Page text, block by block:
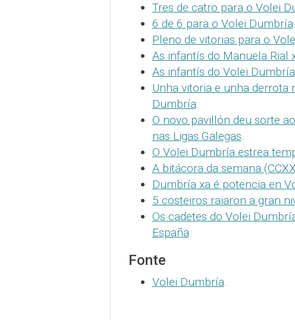
Tres de catro para o Volei
6 de 6 para o Volei Dumbría.
Pleno de vitorias para o
As infantís do Manuela Rial
As infantís do Volei
Unha vitoria e unha derrota
Dumbría.
O novo pavillón deu sorte
nas Ligas Galegas.
O Volei Dumbría estrea
A bitácora da semana
Dumbría xa é potencia en
5 costeiros raiaron a gran
Os cadetes do Volei
España.
Fonte
Volei Dumbría.